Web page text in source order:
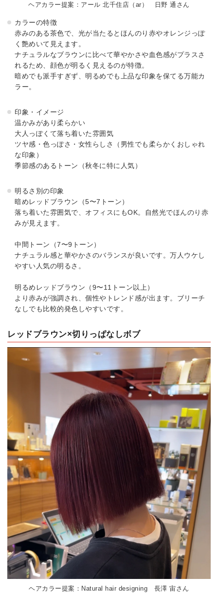
ヘアカラー提案：アール 北千住店（ar） 日野 通さん
カラーの特徴
赤みのある茶色で、光が当たるとほんのり赤やオレンジっぽ
く艶めいて見えます。
ナチュラルなブラウンに比べて華やかさや血色感がプラスさ
れるため、顔色が明るく見えるのが特徴。
暗めでも派手すぎず、明るめでも上品な印象を保てる万能カ
ラー。
印象・イメージ
温かみがあり柔らかい
大人っぽくて落ち着いた雰囲気
ツヤ感・色っぽさ・女性らしさ（男性でも柔らかくおしゃれ
な印象）
季節感のあるトーン（秋冬に特に人気）
明るさ別の印象
暗めレッドブラウン（5〜7トーン）
落ち着いた雰囲気で、オフィスにもOK。自然光でほんのり赤
みが見えます。
中間トーン（7〜9トーン）
ナチュラル感と華やかさのバランスが良いです。万人ウケし
やすい人気の明るさ。
明るめレッドブラウン（9〜11トーン以上）
より赤みが強調され、個性やトレンド感が出ます。ブリーチ
なしでも比較的発色しやすいです。
レッドブラウン×切りっぱなしボブ
ヘアカラー提案：Natural hair designing 長澤 宙さん